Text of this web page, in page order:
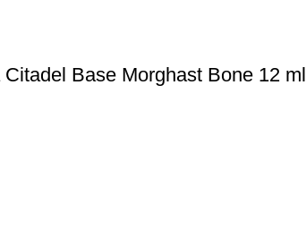
Base Morghast Bone 12 ml